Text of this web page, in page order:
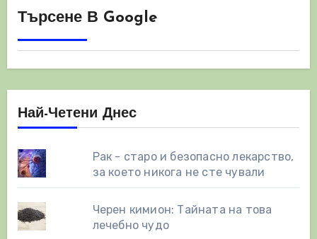
Търсене В Google
Най-Четени Днес
Рак - старо и безопасно лекарство,
за което никога не сте чували
Черен кимион: Тайната на това
лечебно чудо